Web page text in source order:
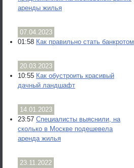
аренды жилья
07.04.2023
01:58 Как правильно стать банкротом
20.03.2023
10:55 Как обустроить красивый
дачный ландшафт
14.01.2023
23:57 Специалисты выяснили, на
сколько в Москве подешевела
аренда жилья
23.11.2022